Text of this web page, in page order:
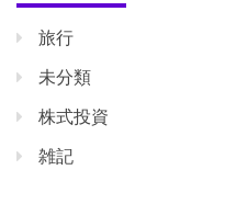
旅行
未分類
株式投資
雑記